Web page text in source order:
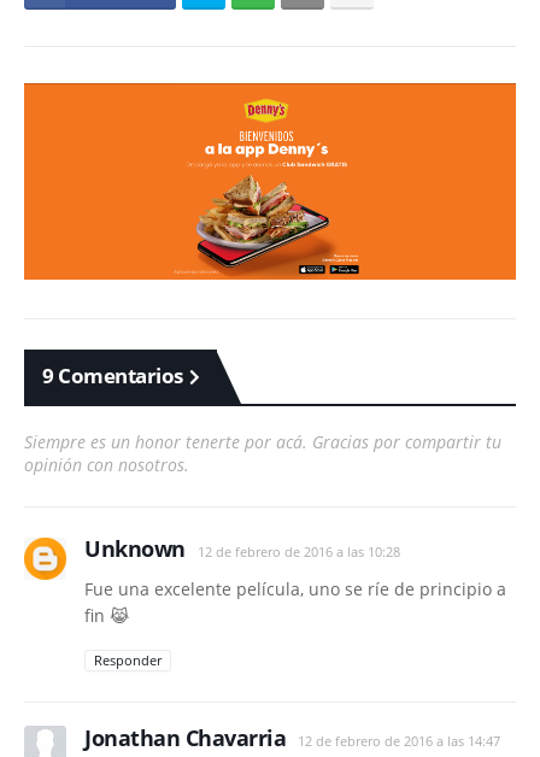
9 Comentarios
Siempre es un honor tenerte por acá. Gracias por compartir tu
opinión con nosotros.
Unknown 12 de febrero de 2016 a las 10:28
Fue una excelente película, uno se ríe de principio a
fin 😹
Responder
Jonathan Chavarria 12 de febrero de 2016 a las 14:47